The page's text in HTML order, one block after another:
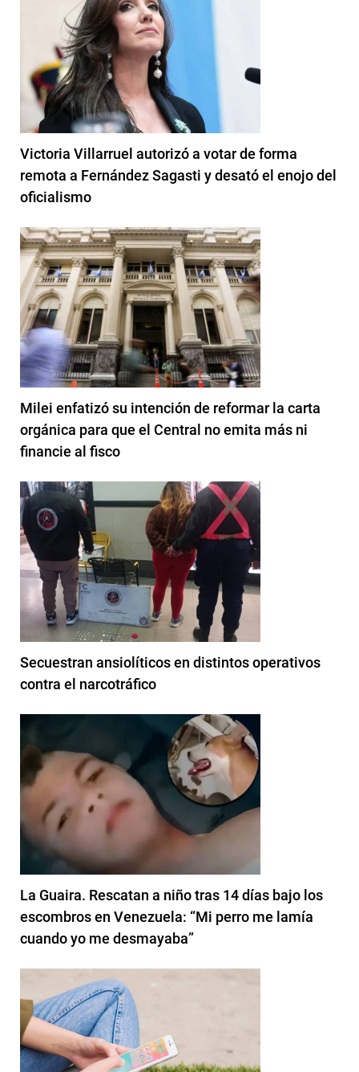
Victoria Villarruel autorizó a votar de forma
remota a Fernández Sagasti y desató el enojo del
oficialismo
Milei enfatizó su intención de reformar la carta
orgánica para que el Central no emita más ni
financie al fisco
Secuestran ansiolíticos en distintos operativos
contra el narcotráfico
La Guaira. Rescatan a niño tras 14 días bajo los
escombros en Venezuela: “Mi perro me lamía
cuando yo me desmayaba”